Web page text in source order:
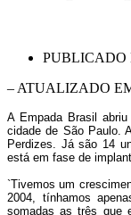
PUBLICADO
– ATUALIZADO
A Empada Brasil
cidade de São Paulo.
Perdizes. Já são 14
está em fase de
`Tivemos um
2004, tínhamos
somadas as três que